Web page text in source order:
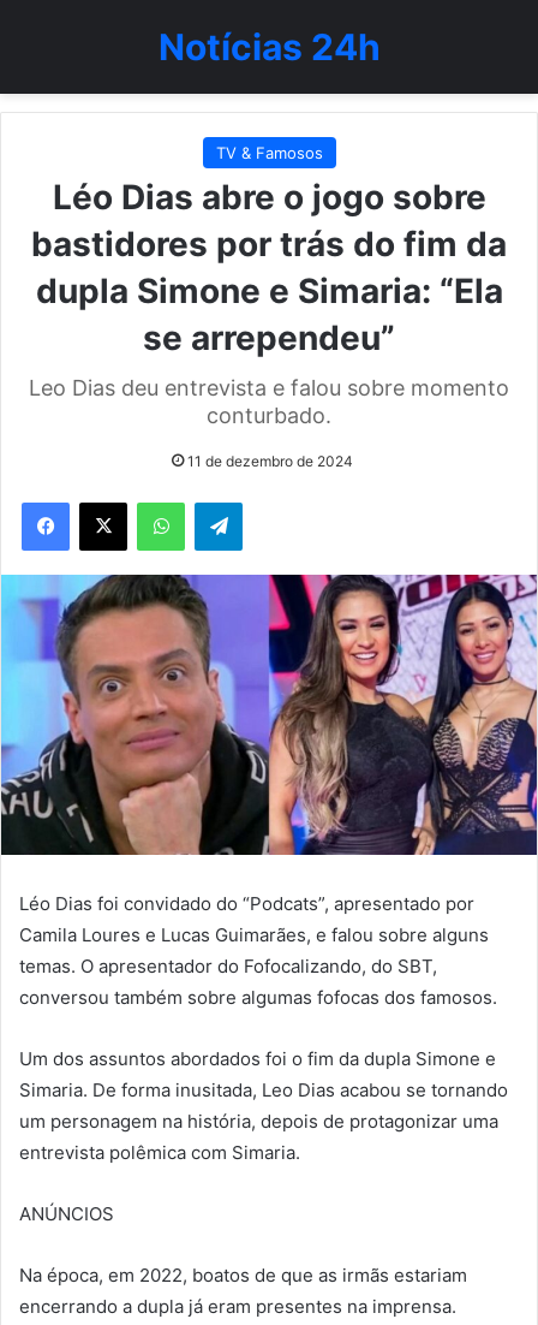
Notícias 24h
TV & Famosos
Léo Dias abre o jogo sobre
bastidores por trás do fim da
dupla Simone e Simaria: “Ela
se arrependeu”
Leo Dias deu entrevista e falou sobre momento
conturbado.
11 de dezembro de 2024
WhatsAppTelegram
Léo Dias foi convidado do “Podcats”, apresentado por
Camila Loures e Lucas Guimarães, e falou sobre alguns
temas. O apresentador do Fofocalizando, do SBT,
conversou também sobre algumas fofocas dos famosos.
Um dos assuntos abordados foi o fim da dupla Simone e
Simaria. De forma inusitada, Leo Dias acabou se tornando
um personagem na história, depois de protagonizar uma
entrevista polêmica com Simaria.
ANÚNCIOS
Na época, em 2022, boatos de que as irmãs estariam
encerrando a dupla já eram presentes na imprensa.